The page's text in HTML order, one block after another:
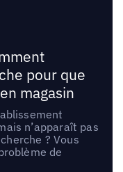
pour que
magasin
n’apparaît pas
? Vous
de